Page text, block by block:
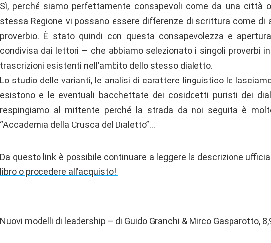
Sì, perché siamo perfettamente consapevoli come da una città
stessa Regione vi possano essere differenze di scrittura come di
proverbio. È stato quindi con questa consapevolezza e
condivisa dai lettori – che abbiamo selezionato i singoli proverbi
trascrizioni esistenti nell’ambito dello stesso dialetto.
Lo studio delle varianti, le analisi di carattere linguistico le
esistono e le eventuali bacchettate dei cosiddetti puristi dei
respingiamo al mittente perché la strada da noi seguita è
“Accademia della Crusca del Dialetto”…
Da questo link è possibile continuare a leggere la descrizione
libro o procedere all’acquisto!
Nuovi modelli di leadership – di Guido Granchi & Mirco Gasparotto,